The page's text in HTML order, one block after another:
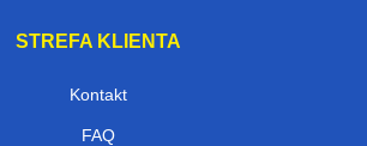
STREFA KLIENTA
Kontakt
FAQ